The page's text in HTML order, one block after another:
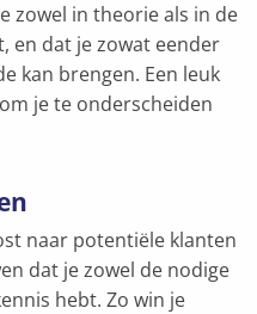
zowel in theorie als in de
en dat je zowat eender
kan brengen. Een leuk
je te onderscheiden
naar potentiële klanten
dat je zowel de nodige
hebt. Zo win je